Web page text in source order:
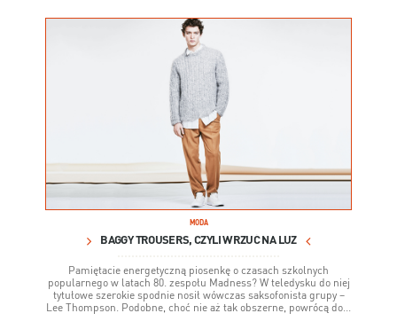
MODA
BAGGY TROUSERS, CZYLI WRZUĆ NA LUZ
Pamiętacie energetyczną piosenkę o czasach szkolnych
popularnego w latach 80. zespołu Madness? W teledysku do niej
tytułowe szerokie spodnie nosił wówczas saksofonista grupy –
Lee Thompson. Podobne, choć nie aż tak obszerne, powrócą do...